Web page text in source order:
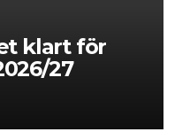
klart för
27